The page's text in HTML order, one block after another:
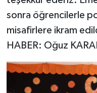
sonra öğrencilerle
misafirlere ikram
HABER: Oğuz
YEREL
BÖLGEDEN
BİLİM TEKNOLOJİ